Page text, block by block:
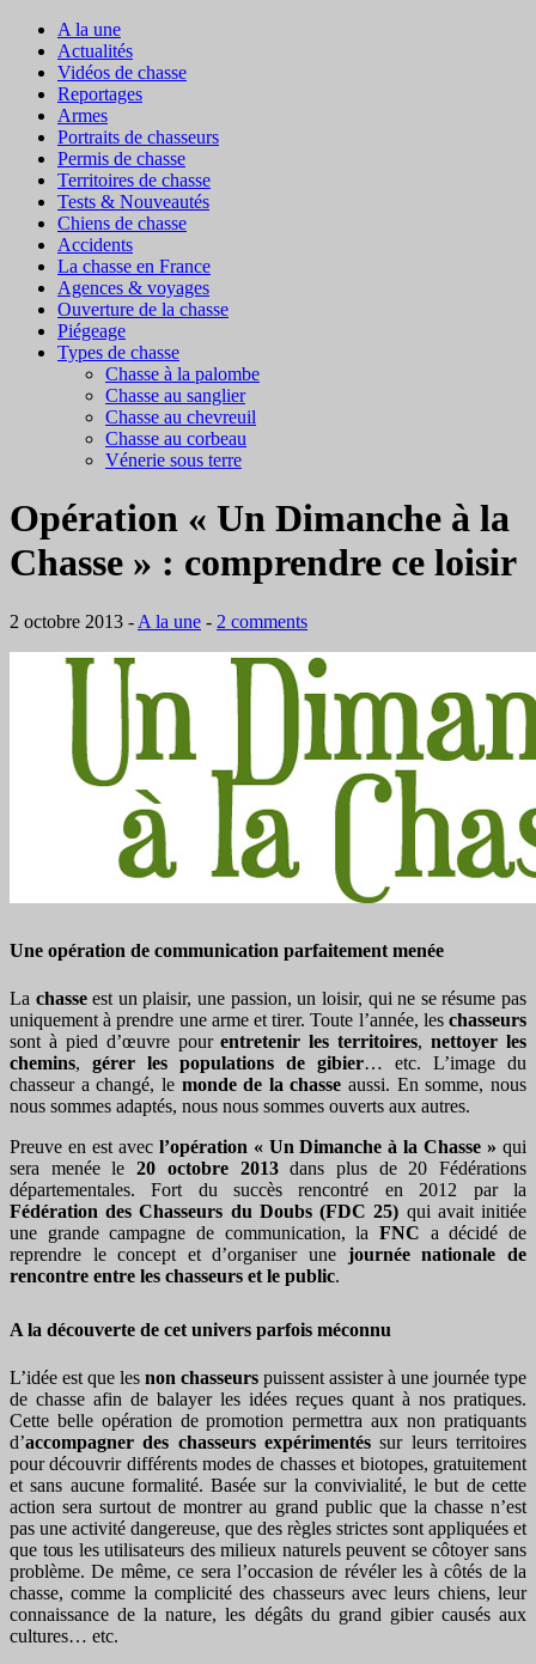
A la une
Actualités
Vidéos de chasse
Reportages
Armes
Portraits de chasseurs
Permis de chasse
Territoires de chasse
Tests & Nouveautés
Chiens de chasse
Accidents
La chasse en France
Agences & voyages
Ouverture de la chasse
Piégeage
Types de chasse
Chasse à la palombe
Chasse au sanglier
Chasse au chevreuil
Chasse au corbeau
Vénerie sous terre
Opération « Un Dimanche à la
Chasse » : comprendre ce loisir
2 octobre 2013 - A la une - 2 comments
Une opération de communication parfaitement menée
La chasseest un plaisir, une passion, un loisir, qui ne se résume pas
uniquement à prendre une arme et tirer. Toute l’année, les chasseurs
sont à pied d’œuvre pourentretenir les territoires,nettoyer les
chemins, gérer les populations de gibier… etc. L’image du
chasseur a changé, le monde de la chasse aussi. En somme, nous
nous sommes adaptés, nous nous sommes ouverts aux autres.
Preuve en est avec l’opération « Un Dimanche à la Chasse » qui
sera menée le20 octobre 2013dans plus de 20 Fédérations
départementales. Fort du succès rencontré en 2012 par la
Fédération des Chasseurs du Doubs (FDC 25) qui avait initiée
une grande campagne de communication, la FNC a décidé de
reprendre le concept et d’organiser une journée nationale de
rencontre entre les chasseurs et le public.
A la découverte de cet univers parfois méconnu
L’idée est que les non chasseurs puissent assister à une journée type
de chasse afin de balayer les idées reçues quant à nos pratiques.
Cette belle opération de promotion permettra aux non pratiquants
d’accompagner des chasseurs expérimentés sur leurs territoires
pour découvrir différents modes de chasses et biotopes, gratuitement
et sans aucune formalité. Basée sur la convivialité, le but de cette
action sera surtout de montrer au grand public que la chasse n’est
pas une activité dangereuse, que des règles strictes sont appliquées et
que tous les utilisateurs des milieux naturels peuvent se côtoyer sans
problème. De même, ce sera l’occasion de révéler les à côtés de la
chasse, comme la complicité des chasseurs avec leurs chiens, leur
connaissance de la nature, les dégâts du grand gibier causés aux
cultures… etc.